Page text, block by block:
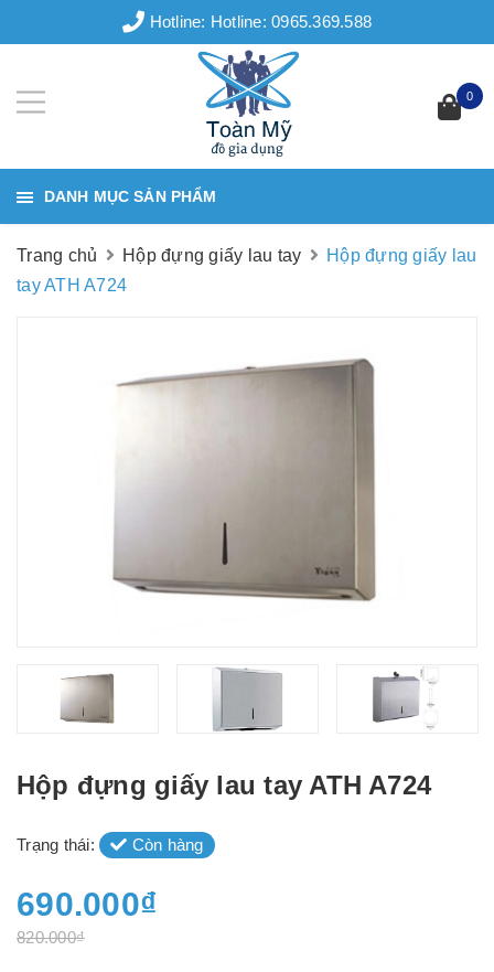
Hotline: Hotline: 0965.369.588
0
DANH MỤC SẢN PHẨM
Trang chủ Hộp đựng giấy lau tay
Hộp đựng giấy lau
tay ATH A724
Hộp đựng giấy lau tay ATH A724
Trạng thái: Còn hàng
690.000₫
820.000₫